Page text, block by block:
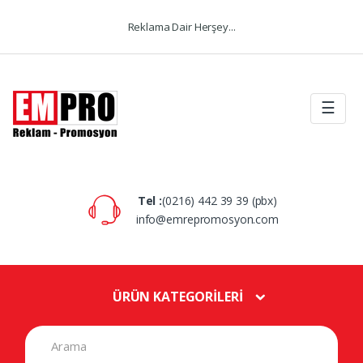
Reklama Dair Herşey...
☰
Tel :(0216) 442 39 39 (pbx)
info@emrepromosyon.com
ÜRÜN KATEGORİLERİ
S
e